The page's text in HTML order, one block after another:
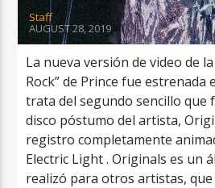
RadioAlternativo Live
Staff
AUGUST 28, 2019
La nueva versión de video de
Rock” de Prince fue estrenada
trata del segundo sencillo que
disco póstumo del artista,
registro completamente
Electric Light . Originals es un
realizó para otros artistas,